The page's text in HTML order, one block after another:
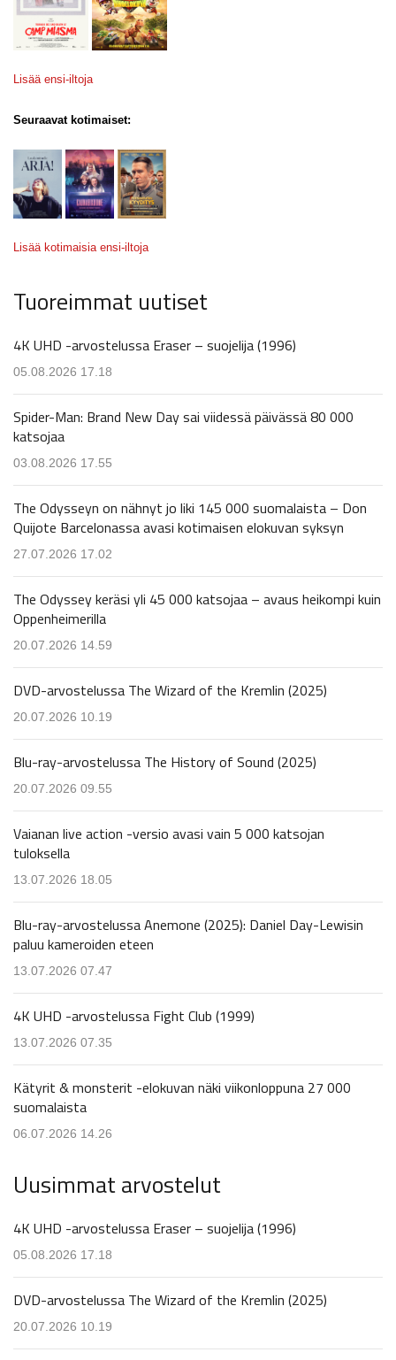
Lisää ensi-iltoja
Seuraavat kotimaiset:
Lisää kotimaisia ensi-iltoja
Tuoreimmat uutiset
4K UHD -arvostelussa Eraser – suojelija (1996)
05.08.2026 17.18
Spider-Man: Brand New Day sai viidessä päivässä 80 000
katsojaa
03.08.2026 17.55
The Odysseyn on nähnyt jo liki 145 000 suomalaista – Don
Quijote Barcelonassa avasi kotimaisen elokuvan syksyn
27.07.2026 17.02
The Odyssey keräsi yli 45 000 katsojaa – avaus heikompi kuin
Oppenheimerilla
20.07.2026 14.59
DVD-arvostelussa The Wizard of the Kremlin (2025)
20.07.2026 10.19
Blu-ray-arvostelussa The History of Sound (2025)
20.07.2026 09.55
Vaianan live action -versio avasi vain 5 000 katsojan
tuloksella
13.07.2026 18.05
Blu-ray-arvostelussa Anemone (2025): Daniel Day-Lewisin
paluu kameroiden eteen
13.07.2026 07.47
4K UHD -arvostelussa Fight Club (1999)
13.07.2026 07.35
Kätyrit & monsterit -elokuvan näki viikonloppuna 27 000
suomalaista
06.07.2026 14.26
Uusimmat arvostelut
4K UHD -arvostelussa Eraser – suojelija (1996)
05.08.2026 17.18
DVD-arvostelussa The Wizard of the Kremlin (2025)
20.07.2026 10.19